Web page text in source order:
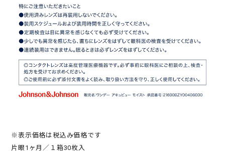
※表示価格は税込み価格です
片眼1ヶ月／１箱30枚入